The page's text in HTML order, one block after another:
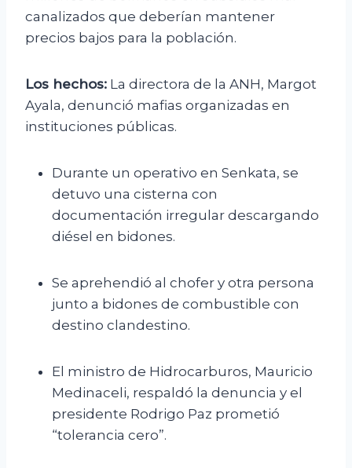
canalizados que deberían mantener
precios bajos para la población.
Los hechos: La directora de la ANH, Margot
Ayala, denunció mafias organizadas en
instituciones públicas.
Durante un operativo en Senkata, se
detuvo una cisterna con
documentación irregular descargando
diésel en bidones.
Se aprehendió al chofer y otra persona
junto a bidones de combustible con
destino clandestino.
El ministro de Hidrocarburos, Mauricio
Medinaceli, respaldó la denuncia y el
presidente Rodrigo Paz prometió
“tolerancia cero”.